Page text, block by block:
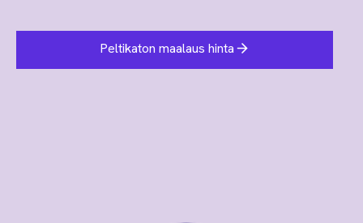
Peltikaton maalaus hinta